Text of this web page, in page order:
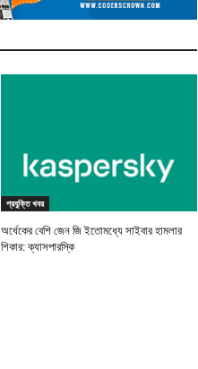
প্রযুক্তি খবর
অর্ধেকের বেশি জেন জি ইতোমধ্যে সাইবার হামলার
শিকার: ক্যাসপারস্কি